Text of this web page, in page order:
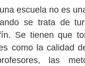
escuela no es
se trata de
Se tienen que
como la calidad
las